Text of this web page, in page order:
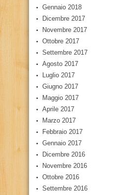
Gennaio 2018
Dicembre 2017
Novembre 2017
Ottobre 2017
Settembre 2017
Agosto 2017
Luglio 2017
Giugno 2017
Maggio 2017
Aprile 2017
Marzo 2017
Febbraio 2017
Gennaio 2017
Dicembre 2016
Novembre 2016
Ottobre 2016
Settembre 2016